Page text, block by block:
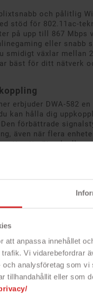
att anpassa innehållet
Vi vidarebefordrar
analysföretag som
tillhandahållit eller som
och pålitlig
stöd för 802.11ac-
på upp till 867 Mbps
eller snabb
smidigt växlar mellan
bäst för ditt nätverk
erbjuder DWA-582 en
kan hålla dig
förbättrade
även när flera
ett nytt nätverk eller
med äldre
prestanda
DWA-582 direkt
prestanda
Passar i alla typer av
dold samtidigt som
Installationen är enkel
för både
och kraftfull
för dig som vill